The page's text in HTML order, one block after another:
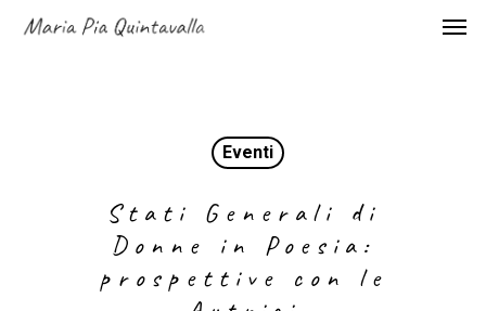
Eventi
Stati Generali di
Donne in Poesia:
prospettive con le